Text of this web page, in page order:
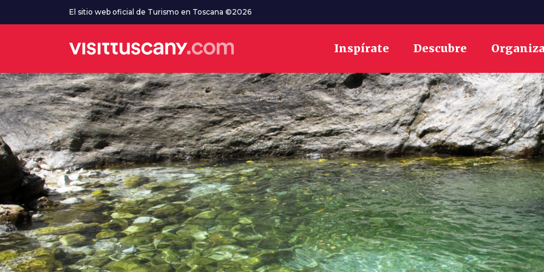
Ve al contenido principalEl sitio web oficial de Turismo en Toscana ©2026
Inspírate Descubre Organiza